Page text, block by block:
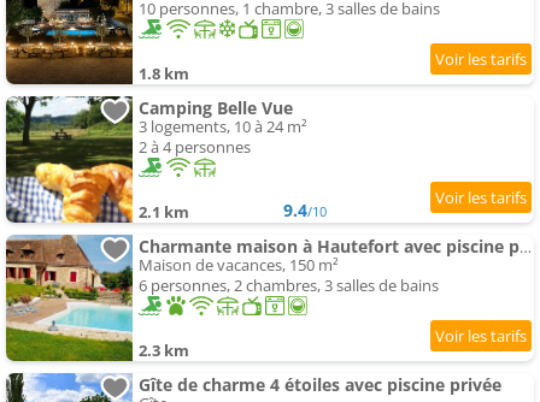
10 personnes, 1 chambre, 3 salles de bains
1.8 km
Camping Belle Vue
3 logements, 10 à 24 m²
2 à 4 personnes
2.1 km 9.4/10
Charmante maison à Hautefort avec piscine privée, animaux admis - FR-1-616-514
Maison de vacances, 150 m²
6 personnes, 2 chambres, 3 salles de bains
2.3 km
Gîte de charme 4 étoiles avec piscine privée